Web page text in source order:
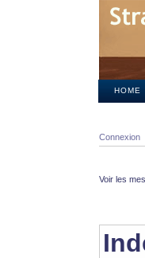
HOME
Connexion
Voir les